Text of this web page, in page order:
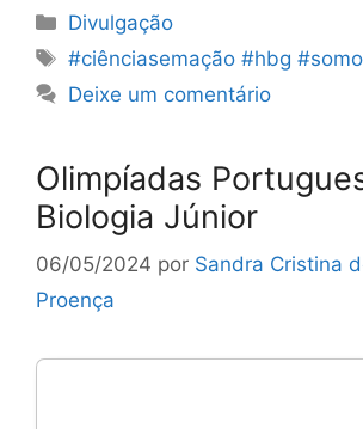
Categorias
Divulgação
Etiquetas
#ciênciasemação #hbg
Deixe um comentário
Olimpíadas
Biologia Júnior
06/05/2024 por Sandra Cristina
Proença